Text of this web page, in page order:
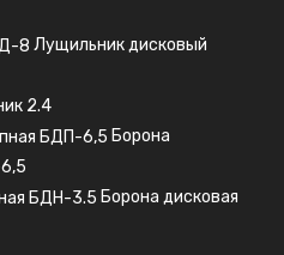
Лущильник дисковый
2.4
Борона
Борона дисковая